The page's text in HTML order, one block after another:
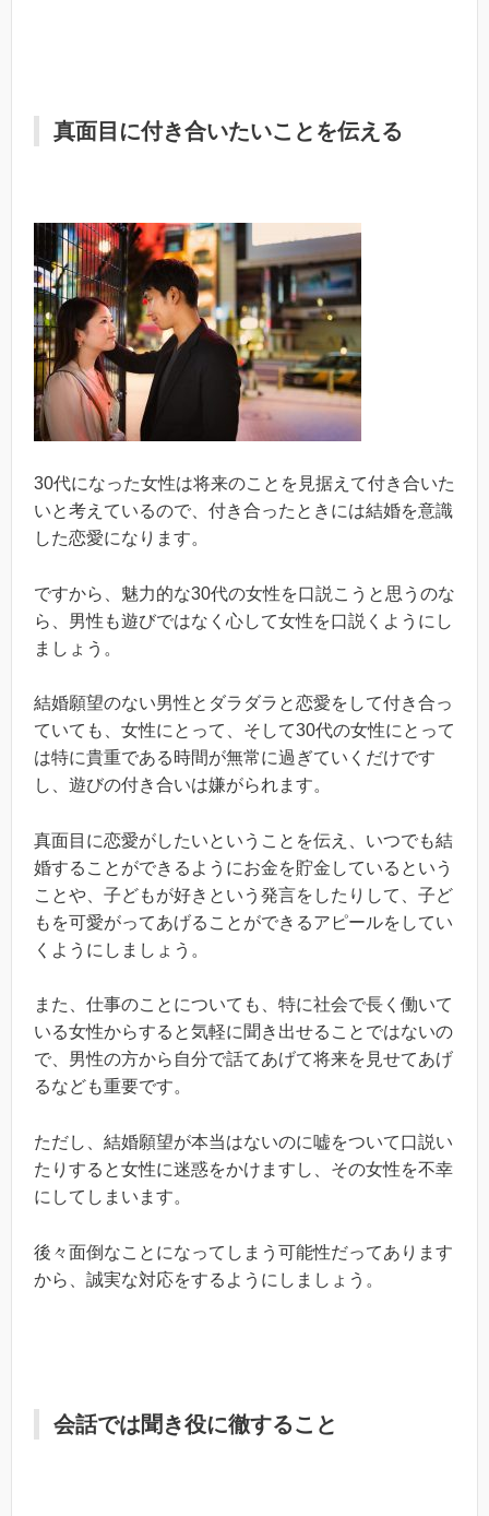
真面目に付き合いたいことを伝える
30代になった女性は将来のことを見据えて付き合いた
いと考えているので、付き合ったときには結婚を意識
した恋愛になります。
ですから、魅力的な30代の女性を口説こうと思うのな
ら、男性も遊びではなく心して女性を口説くようにし
ましょう。
結婚願望のない男性とダラダラと恋愛をして付き合っ
ていても、女性にとって、そして30代の女性にとって
は特に貴重である時間が無常に過ぎていくだけです
し、遊びの付き合いは嫌がられます。
真面目に恋愛がしたいということを伝え、いつでも結
婚することができるようにお金を貯金しているという
ことや、子どもが好きという発言をしたりして、子ど
もを可愛がってあげることができるアピールをしてい
くようにしましょう。
また、仕事のことについても、特に社会で長く働いて
いる女性からすると気軽に聞き出せることではないの
で、男性の方から自分で話てあげて将来を見せてあげ
るなども重要です。
ただし、結婚願望が本当はないのに嘘をついて口説い
たりすると女性に迷惑をかけますし、その女性を不幸
にしてしまいます。
後々面倒なことになってしまう可能性だってあります
から、誠実な対応をするようにしましょう。
会話では聞き役に徹すること